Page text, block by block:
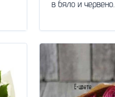
в бяло и червено.